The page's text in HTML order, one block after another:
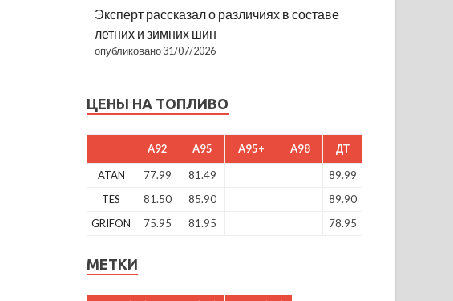
Эксперт рассказал о различиях в составе
летних и зимних шин
опубликовано 31/07/2026
ЦЕНЫ НА ТОПЛИВО
A92 A95 A95+ A98 ДТ
ATAN 77.99 81.49
89.99
TES
81.50 85.90
89.90
GRIFON
75.95 81.95 78.95
МЕТКИ